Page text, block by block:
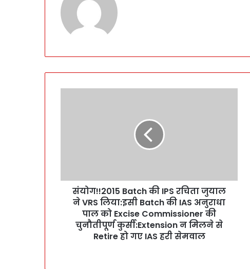
5
संयोग!!2015 Batch की IPS रचिता जुयाल
ने VRS लिया:इसी Batch की IAS अनुराधा
पाल को Excise Commissioner की
चुनौतीपूर्ण कुर्सी:Extension न मिलने से
Retire हो गए IAS हरी सेमवाल